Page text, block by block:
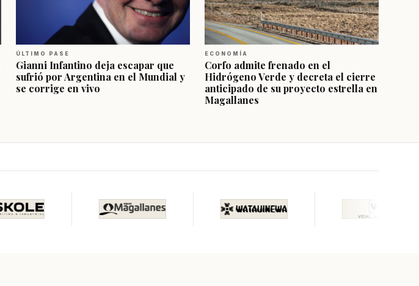
ÚLTIMO PASE
Gianni Infantino deja escapar que
sufrió por Argentina en el Mundial y
se corrige en vivo
ECONOMÍA
Corfo admite frenado en el
Hidrógeno Verde y decreta el cierre
anticipado de su proyecto estrella en
Magallanes